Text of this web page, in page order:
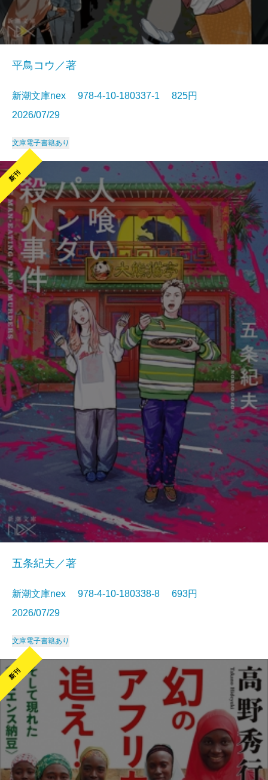
平鳥コウ／著
新潮文庫nex 978-4-10-180337-1 825円
2026/07/29
文庫電子書籍あり
新刊
五条紀夫／著
新潮文庫nex 978-4-10-180338-8 693円
2026/07/29
文庫電子書籍あり
新刊